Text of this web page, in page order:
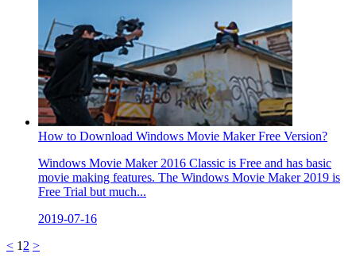
How to Download Windows Movie Maker Free Version?
Windows Movie Maker 2016 Classic is Free and has basic
movie making features. The Windows Movie Maker 2019 is
Free Trial but much...
2019-07-16
< 1 2 >